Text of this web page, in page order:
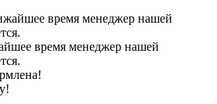
время менеджер нашей
время менеджер нашей